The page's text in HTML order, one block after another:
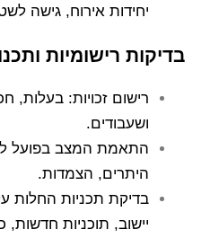
יחידות אירוח, גישה
בדיקות רישומיות
רישום זכויות: בעלות,
ושעבודים.
התאמת המצב בפועל
היתרים, הצמדות.
בדיקת תכניות החלות
יישוב, תוכניות חדשות,